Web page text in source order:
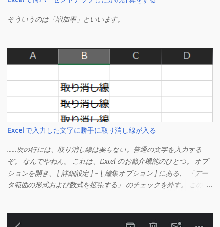
そういうのは「増加率」といいます。
Excel で入力した文字に勝手に取り消し線が入る
……次の行には、取り消し線は要らない。普通の文字を入力する
ぞ。 なんでやねん。 これは、Excel のお節介機能のひとつ。 オプ
ションを開き、 [ 詳細設定 ] - [ 編集オプション ] にある、 「デー
タ範囲の形式および数式を拡張する」 のチェックを外す。 この機
うです。 このオプションを解除して、他のセル（取り消し線の書